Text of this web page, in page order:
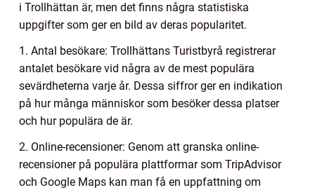
i Trollhättan är, men det finns några statistiska
uppgifter som ger en bild av deras popularitet.
1. Antal besökare: Trollhättans Turistbyrå registrerar
antalet besökare vid några av de mest populära
sevärdheterna varje år. Dessa siffror ger en indikation
på hur många människor som besöker dessa platser
och hur populära de är.
2. Online-recensioner: Genom att granska online-
recensioner på populära plattformar som TripAdvisor
och Google Maps kan man få en uppfattning om